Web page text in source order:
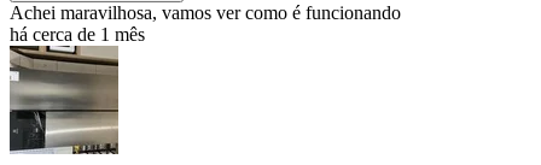
Achei maravilhosa, vamos ver como é funcionando
há cerca de 1 mês